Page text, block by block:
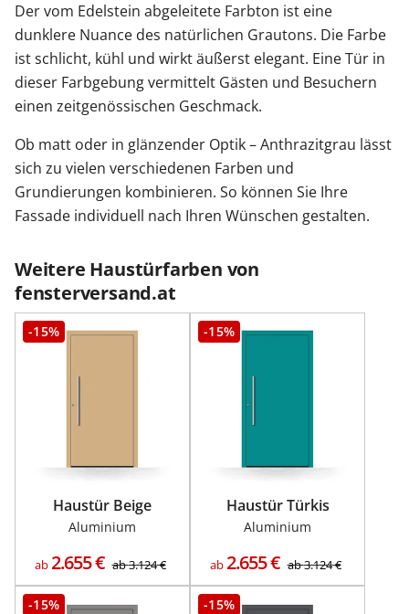
Der vom Edelstein abgeleitete Farbton ist eine
dunklere Nuance des natürlichen Grautons. Die Farbe
ist schlicht, kühl und wirkt äußerst elegant. Eine Tür in
dieser Farbgebung vermittelt Gästen und Besuchern
einen zeitgenössischen Geschmack.
Ob matt oder in glänzender Optik – Anthrazitgrau lässt
sich zu vielen verschiedenen Farben und
Grundierungen kombinieren. So können Sie Ihre
Fassade individuell nach Ihren Wünschen gestalten.
Weitere Haustürfarben von
fensterversand.at
-15%
Haustür Beige
Aluminium
ab2.655€ ab3.124€
-15%
Haustür Türkis
Aluminium
ab2.655€ ab3.124€
-15% -15%